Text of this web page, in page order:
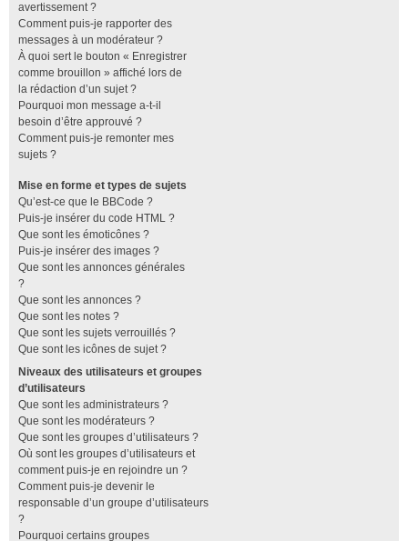
avertissement ?
Comment puis-je rapporter des
messages à un modérateur ?
À quoi sert le bouton « Enregistrer
comme brouillon » affiché lors de
la rédaction d’un sujet ?
Pourquoi mon message a-t-il
besoin d’être approuvé ?
Comment puis-je remonter mes
sujets ?
Mise en forme et types de sujets
Qu’est-ce que le BBCode ?
Puis-je insérer du code HTML ?
Que sont les émoticônes ?
Puis-je insérer des images ?
Que sont les annonces générales
?
Que sont les annonces ?
Que sont les notes ?
Que sont les sujets verrouillés ?
Que sont les icônes de sujet ?
Niveaux des utilisateurs et groupes
d’utilisateurs
Que sont les administrateurs ?
Que sont les modérateurs ?
Que sont les groupes d’utilisateurs ?
Où sont les groupes d’utilisateurs et
comment puis-je en rejoindre un ?
Comment puis-je devenir le
responsable d’un groupe d’utilisateurs
?
Pourquoi certains groupes